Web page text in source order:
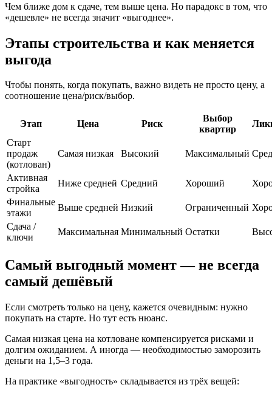
Чем ближе дом к сдаче, тем выше цена. Но парадокс в том, что
«дешевле» не всегда значит «выгоднее».
Этапы строительства и как меняется
выгода
Чтобы понять, когда покупать, важно видеть не просто цену, а
соотношение цена/риск/выбор.
Этап Цена Риск
Выбор
квартир
Старт
продаж
(котлован)
Самая низкая Высокий Максимальный
Активная
стройка
Ниже средней Средний Хороший
Финальные
этажи
Выше средней Низкий Ограниченный
Сдача /
ключи
Максимальная Минимальный Остатки
Самый выгодный момент — не всегда
самый дешёвый
Если смотреть только на цену, кажется очевидным: нужно
покупать на старте. Но тут есть нюанс.
Самая низкая цена на котловане компенсируется рисками и
долгим ожиданием. А иногда — необходимостью заморозить
деньги на 1,5–3 года.
На практике «выгодность» складывается из трёх вещей: